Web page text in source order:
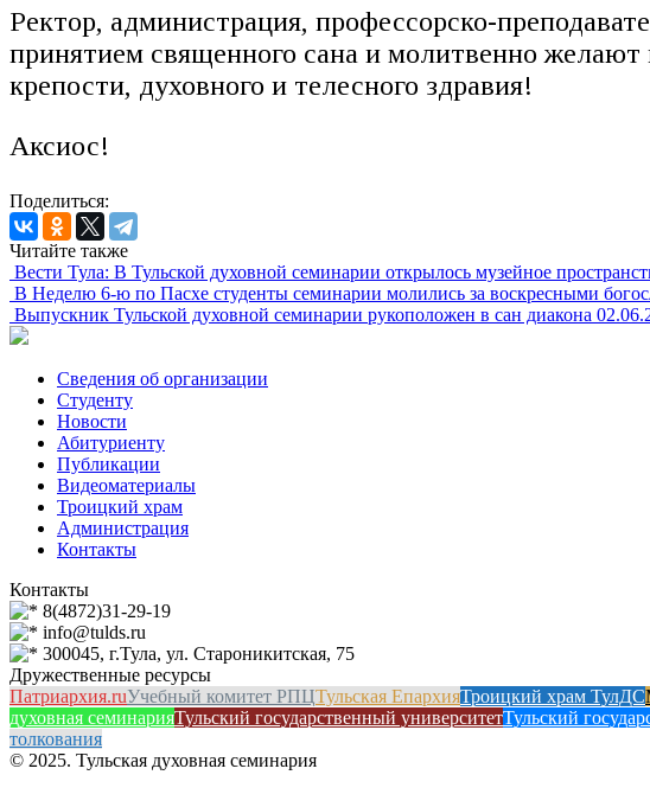
Ректор, администрация, профессорско-
принятием священного сана и молитвенно
крепости, духовного и телесного здравия!
Аксиос!
Поделиться:
Читайте также
Вести Тула: В Тульской духовной семинарии открылось музейное
В Неделю 6-ю по Пасхе студенты семинарии молились за воскресными
Выпускник Тульской духовной семинарии рукоположен в сан диакона
Сведения об организации
Студенту
Новости
Абитуриенту
Публикации
Видеоматериалы
Троицкий храм
Администрация
Контакты
Контакты
8(4872)31-29-19
info@tulds.ru
300045, г.Тула, ул. Староникитская, 75
Дружественные ресурсы
Патриархия.ruУчебный комитет РПЦТульская ЕпархияТроицкий храм ТулДС
духовная семинарияТульский государственный университетТульский
толкования
© 2025. Тульская духовная семинария